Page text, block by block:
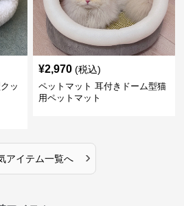
ッ
¥2,970 (税込)
ペットマット 耳付きドーム型猫
用ペットマット
アイテム一覧へ ›